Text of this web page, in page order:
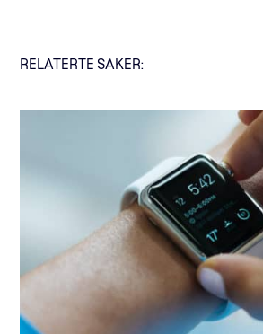
RELATERTE SAKER: